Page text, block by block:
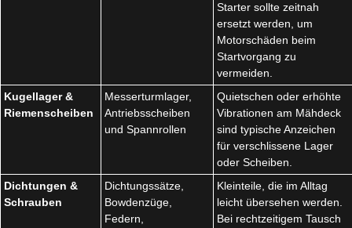
Starter sollte zeitnah
ersetzt werden, um
Motorschäden beim
Startvorgang zu
vermeiden.
Kugellager &
Riemenscheiben
Messerturmlager,
Antriebsscheiben
und Spannrollen
Quietschen oder erhöhte
Vibrationen am Mähdeck
sind typische Anzeichen
für verschlissene Lager
oder Scheiben.
Dichtungen &
Schrauben
Dichtungssätze,
Bowdenzüge,
Federn,
Kleinteile, die im Alltag
leicht übersehen werden.
Bei rechtzeitigem Tausch